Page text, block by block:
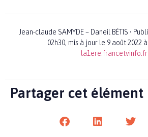
Jean-claude SAMYDE – Daneil BÉTIS •
02h30, mis à jour le 9 août 2022
la1ere.francetvinfo.fr
Partager cet élément